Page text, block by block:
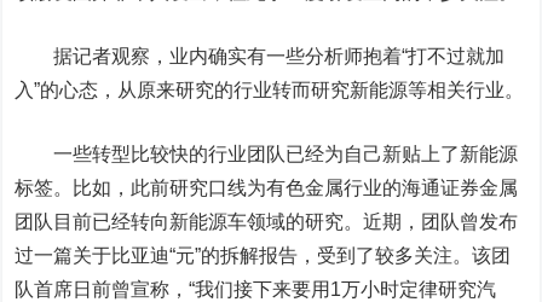
据记者观察，业内确实有一些分析师抱着“打不过就加
入”的心态，从原来研究的行业转而研究新能源等相关行业。
一些转型比较快的行业团队已经为自己新贴上了新能源
标签。比如，此前研究口线为有色金属行业的海通证券金属
团队目前已经转向新能源车领域的研究。近期，团队曾发布
过一篇关于比亚迪“元”的拆解报告，受到了较多关注。该团
队首席日前曾宣称，“我们接下来要用1万小时定律研究汽